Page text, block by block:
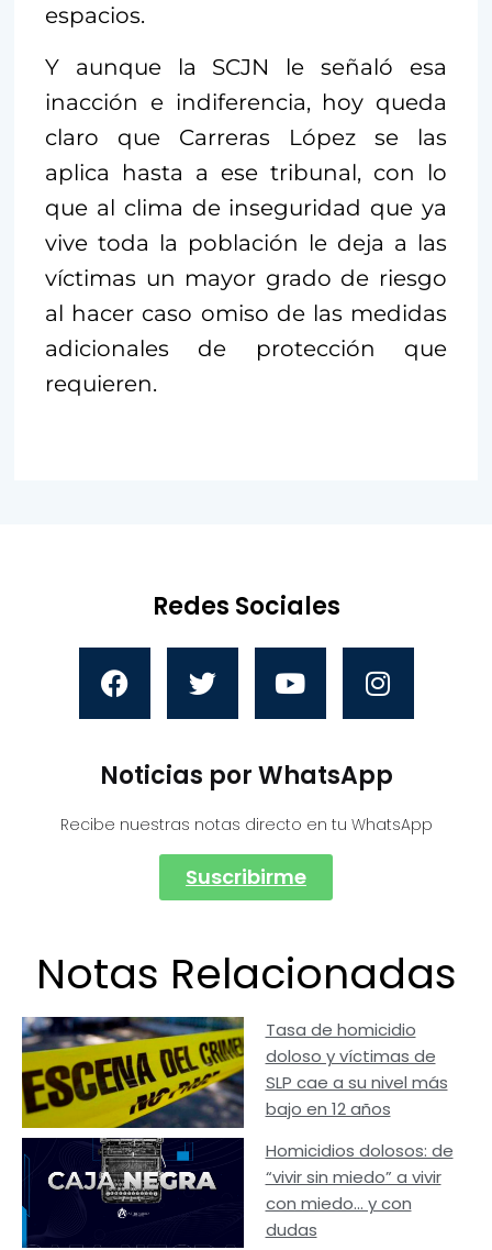
espacios.
Y aunque la SCJN le señaló esa
inacción e indiferencia, hoy queda
claro que Carreras López se las
aplica hasta a ese tribunal, con lo
que al clima de inseguridad que ya
vive toda la población le deja a las
víctimas un mayor grado de riesgo
al hacer caso omiso de las medidas
adicionales de protección que
requieren.
Redes Sociales
Noticias por WhatsApp
Recibe nuestras notas directo en tu WhatsApp
Suscribirme
Notas Relacionadas
Tasa de homicidio
doloso y víctimas de
SLP cae a su nivel más
bajo en 12 años
Homicidios dolosos: de
“vivir sin miedo” a vivir
con miedo… y con
dudas